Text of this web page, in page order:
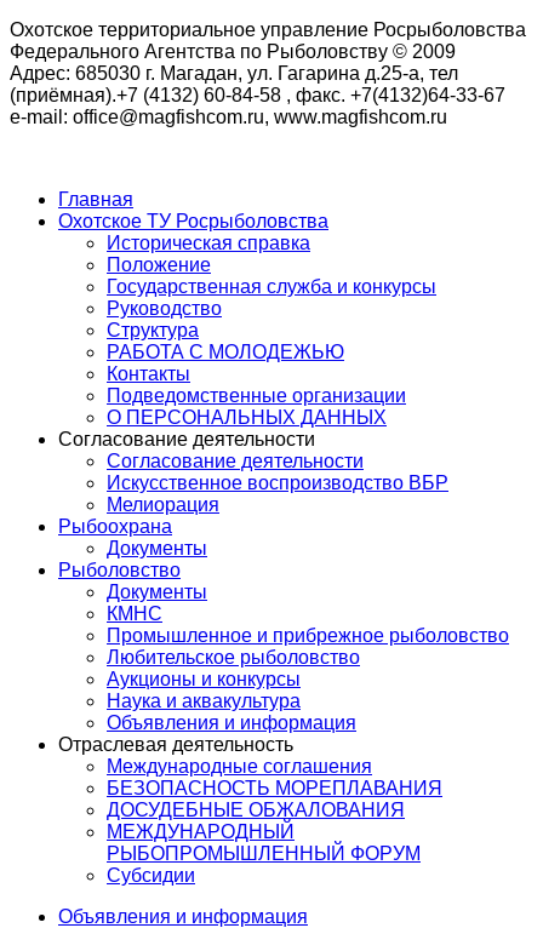
Охотское территориальное управление Росрыболовства
Федерального Агентства по Рыболовству © 2009
Адрес: 685030 г. Магадан, ул. Гагарина д.25-а, тел
(приёмная).+7 (4132) 60-84-58 , факс. +7(4132)64-33-67
e-mail: office@magfishcom.ru, www.magfishcom.ru
Главная
Охотское ТУ Росрыболовства
Историческая справка
Положение
Государственная служба и конкурсы
Руководство
Структура
РАБОТА С МОЛОДЕЖЬЮ
Контакты
Подведомственные организации
О ПЕРСОНАЛЬНЫХ ДАННЫХ
Согласование деятельности
Согласование деятельности
Искусственное воспроизводство ВБР
Мелиорация
Рыбоохрана
Документы
Рыболовство
Документы
КМНС
Промышленное и прибрежное рыболовство
Любительское рыболовство
Аукционы и конкурсы
Наука и аквакультура
Объявления и информация
Отраслевая деятельность
Международные соглашения
БЕЗОПАСНОСТЬ МОРЕПЛАВАНИЯ
ДОСУДЕБНЫЕ ОБЖАЛОВАНИЯ
МЕЖДУНАРОДНЫЙ
РЫБОПРОМЫШЛЕННЫЙ ФОРУМ
Субсидии
Объявления и информация